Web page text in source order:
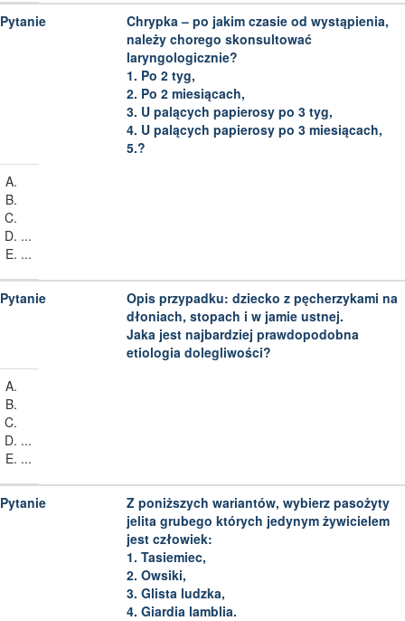
Chrypka – po jakim czasie od wystąpienia,
należy chorego skonsultować
laryngologicznie?
1. Po 2 tyg,
2. Po 2 miesiącach,
3. U palących papierosy po 3 tyg,
4. U palących papierosy po 3 miesiącach,
5.?
...
...
Opis przypadku: dziecko z pęcherzykami na
dłoniach, stopach i w jamie ustnej.
Jaka jest najbardziej prawdopodobna
etiologia dolegliwości?
...
...
Z poniższych wariantów, wybierz pasożyty
jelita grubego których jedynym żywicielem
jest człowiek:
1. Tasiemiec,
2. Owsiki,
3. Glista ludzka,
4. Giardia lamblia.